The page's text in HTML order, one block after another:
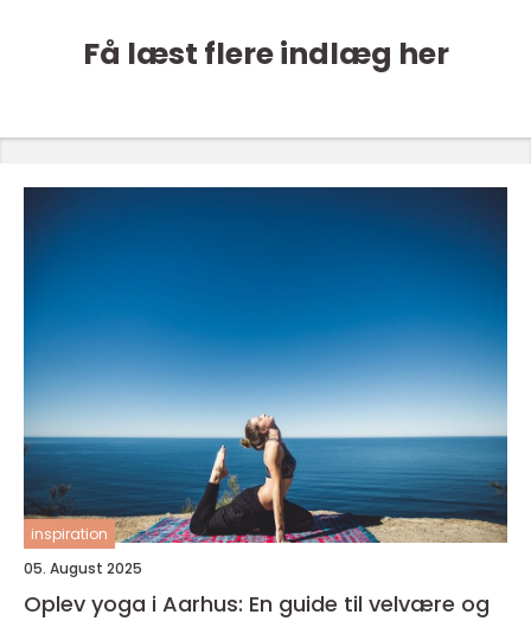
Få læst flere indlæg her
inspiration
05. August 2025
Oplev yoga i Aarhus: En guide til velvære og